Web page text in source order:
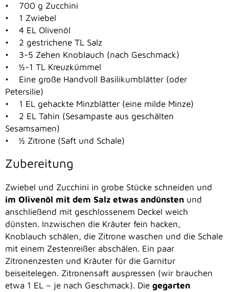
• 700 g Zucchini
• 1 Zwiebel
• 4 EL Olivenöl
• 2 gestrichene TL Salz
• 3-5 Zehen Knoblauch (nach Geschmack)
• ½-1 TL Kreuzkümmel
• Eine große Handvoll Basilikumblätter (oder
Petersilie)
• 1 EL gehackte Minzblätter (eine milde Minze)
• 2 EL Tahin (Sesampaste aus geschälten
Sesamsamen)
• ½ Zitrone (Saft und Schale)
Zubereitung
Zwiebel und Zucchini in grobe Stücke schneiden und
im Olivenöl mit dem Salz etwas andünsten und
anschließend mit geschlossenem Deckel weich
dünsten. Inzwischen die Kräuter fein hacken,
Knoblauch schälen, die Zitrone waschen und die Schale
mit einem Zestenreißer abschälen. Ein paar
Zitronenzesten und Kräuter für die Garnitur
beiseitelegen. Zitronensaft auspressen (wir brauchen
etwa 1 EL – je nach Geschmack). Die gegarten